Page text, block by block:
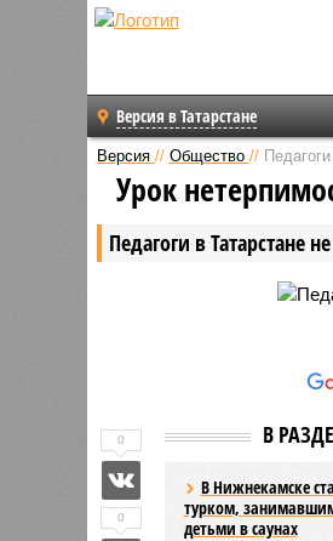
Версия в Татарстане
Версия // Общество //
Педагоги в Татарстане
Урок
В
В Нижнекамске
турком,
детьми в саунах
0
0